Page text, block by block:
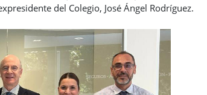
del Colegio, José Ángel Rodríguez.